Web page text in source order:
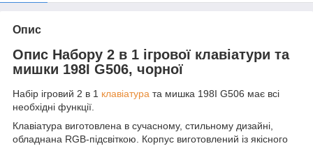
Опис
Опис Набору 2 в 1 ігрової клавіатури та
мишки 198I G506, чорної
Набір ігровий 2 в 1 клавіатура та мишка 198I G506 має всі
необхідні функції.
Клавіатура виготовлена в сучасному, стильному дизайні,
обладнана RGB-підсвіткою. Корпус виготовлений із якісного